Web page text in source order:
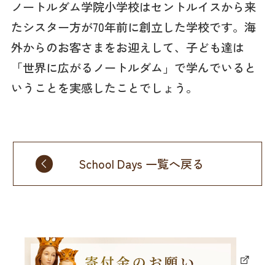
ノートルダム学院小学校はセントルイスから来
たシスター方が70年前に創立した学校です。海
外からのお客さまをお迎えして、子ども達は
「世界に広がるノートルダム」で学んでいると
いうことを実感したことでしょう。
School Days 一覧へ戻る